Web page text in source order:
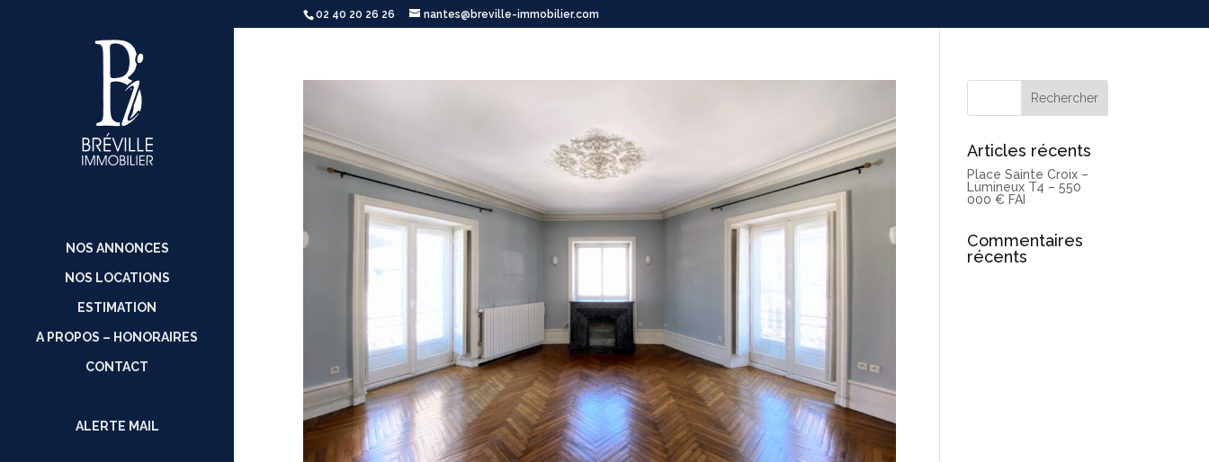
02 40 20 26 26 nantes@breville-immobilier.com
NOS ANNONCES
NOS LOCATIONS
ESTIMATION
A PROPOS – HONORAIRES
CONTACT
ALERTE MAIL
Articles récents
Place Sainte Croix –
Lumineux T4 – 550
000 € FAI
Commentaires
récents